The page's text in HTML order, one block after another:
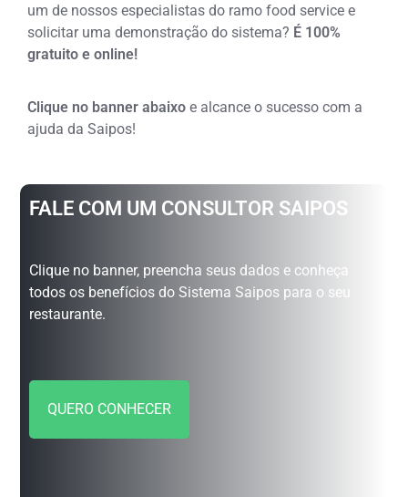
um de nossos especialistas do ramo food service e
solicitar uma demonstração do sistema? É 100%
gratuito e online!
Clique no banner abaixo e alcance o sucesso com a
ajuda da Saipos!
FALE COM UM CONSULTOR SAIPOS
Clique no banner, preencha seus dados e conheça
todos os benefícios do Sistema Saipos para o seu
restaurante.
QUERO CONHECER